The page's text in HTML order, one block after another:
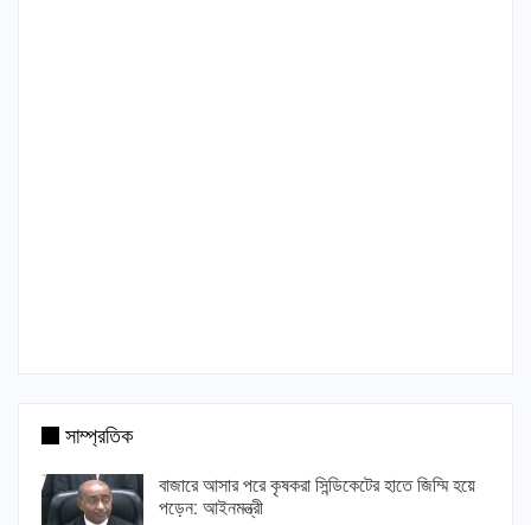
সাম্প্রতিক
বাজারে আসার পরে কৃষকরা সিন্ডিকেটের হাতে জিম্মি হয়ে
পড়েন: আইনমন্ত্রী